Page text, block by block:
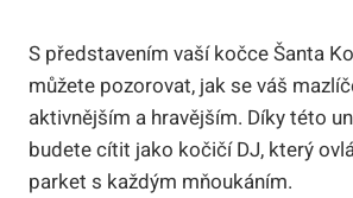
S představením⁢ vaší kočce Šanta​
‌můžete pozorovat, jak se váš⁢
aktivnějším a hravějším. Díky této
budete cítit ⁤jako ‍kočičí DJ, který
parket‌ s každým mňoukáním.